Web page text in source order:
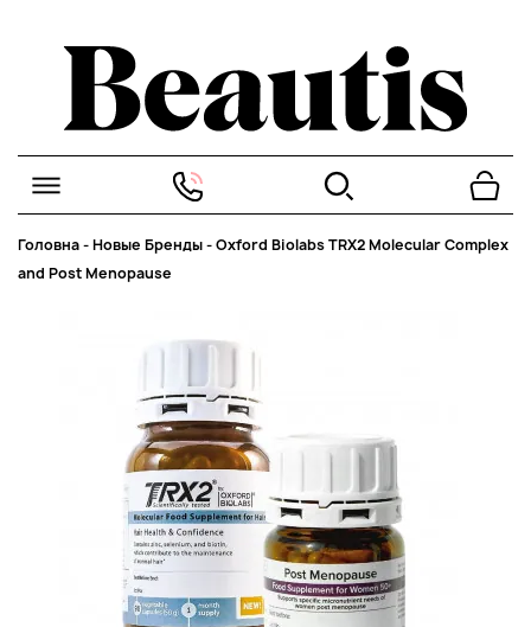
Головна-Новые Бренды-Oxford Biolabs TRX2 Molecular Complex
and Post Menopause